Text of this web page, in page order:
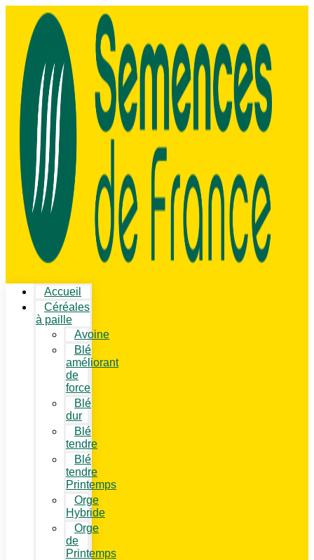
Accueil
Céréales
à paille
Avoine
Blé
améliorant
de
force
Blé
dur
Blé
tendre
Blé
tendre
Printemps
Orge
Hybride
Orge
de
Printemps